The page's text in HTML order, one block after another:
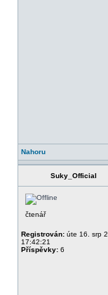
Nahoru
Suky_Official
čtenář
Registrován: úte 16. srp
17:42:21
Příspěvky: 6